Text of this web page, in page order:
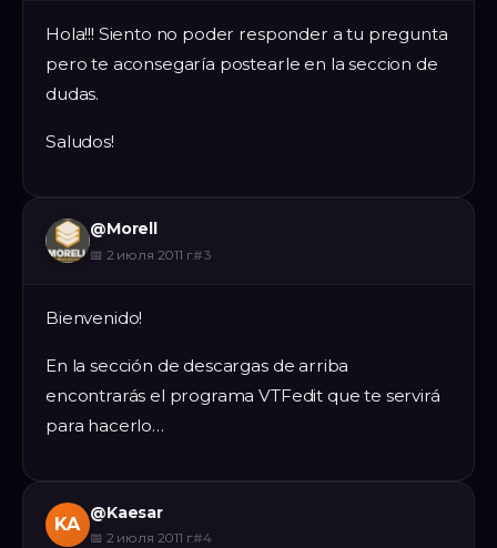
Hola!!! Siento no poder responder a tu pregunta
pero te aconsegaría postearle en la seccion de
dudas.
Saludos!
@Morell
📅 2 июля 2011 г.#3
Bienvenido!
En la sección de descargas de arriba
encontrarás el programa VTFedit que te servirá
para hacerlo…
KA
@Kaesar
📅 2 июля 2011 г.#4